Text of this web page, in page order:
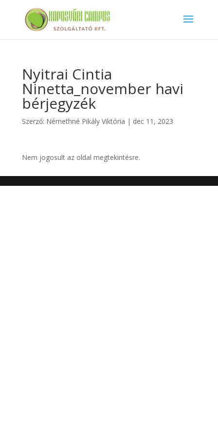
Nyitrai Cintia
Ninetta_november havi
bérjegyzék
Szerző: Némethné Pikály Viktória | dec 11, 2023
Nem jogosult az oldal megtekintésre.